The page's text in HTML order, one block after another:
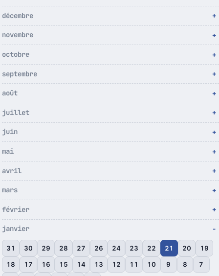
décembre
novembre
octobre
septembre
août
juillet
juin
mai
avril
mars
février
janvier
31 30 29 28 27 26 24 23 22 21 20 19
18 17 16 15 14 13 12 11 10 9 8 7